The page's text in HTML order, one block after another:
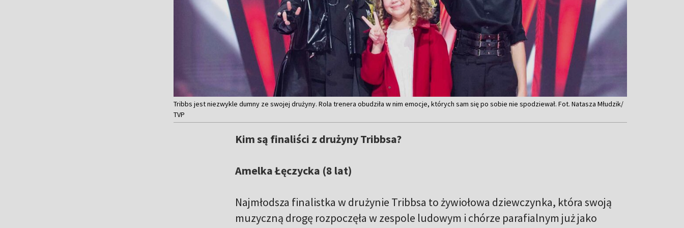
Tribbs jest niezwykle dumny ze swojej drużyny. Rola trenera obudziła w nim emocje, których sam się po sobie nie spodziewał. Fot. Natasza Młudzik/
TVP
Kim są finaliści z drużyny Tribbsa?
Amelka Łęczycka (8 lat)
Najmłodsza finalistka w drużynie Tribbsa to żywiołowa dziewczynka, która swoją
muzyczną drogę rozpoczęła w zespole ludowym i chórze parafialnym już jako